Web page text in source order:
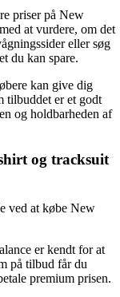
priser på New
at vurdere, om det
eller søg
du kan spare.
kan give dig
tilbuddet er et godt
og holdbarheden af
og tracksuit
ved at købe New
er kendt for at
på tilbud får du
premium prisen.